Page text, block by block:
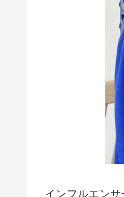
インフルエンサ